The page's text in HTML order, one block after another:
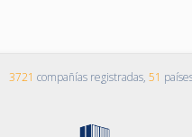
3721 compañías registradas, 51